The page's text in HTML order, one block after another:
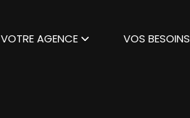
VOTRE AGENCE VOS BESOINS